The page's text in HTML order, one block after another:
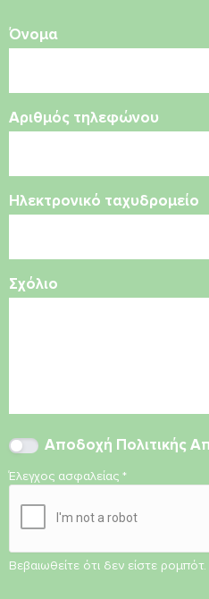
Όνομα
Αριθμός τηλεφώνου
Ηλεκτρονικό ταχυδρομείο
Σχόλιο
Αποδοχή Πολιτικής
Έλεγχος ασφαλείας *
Βεβαιωθείτε ότι δεν είστε ρομπότ.